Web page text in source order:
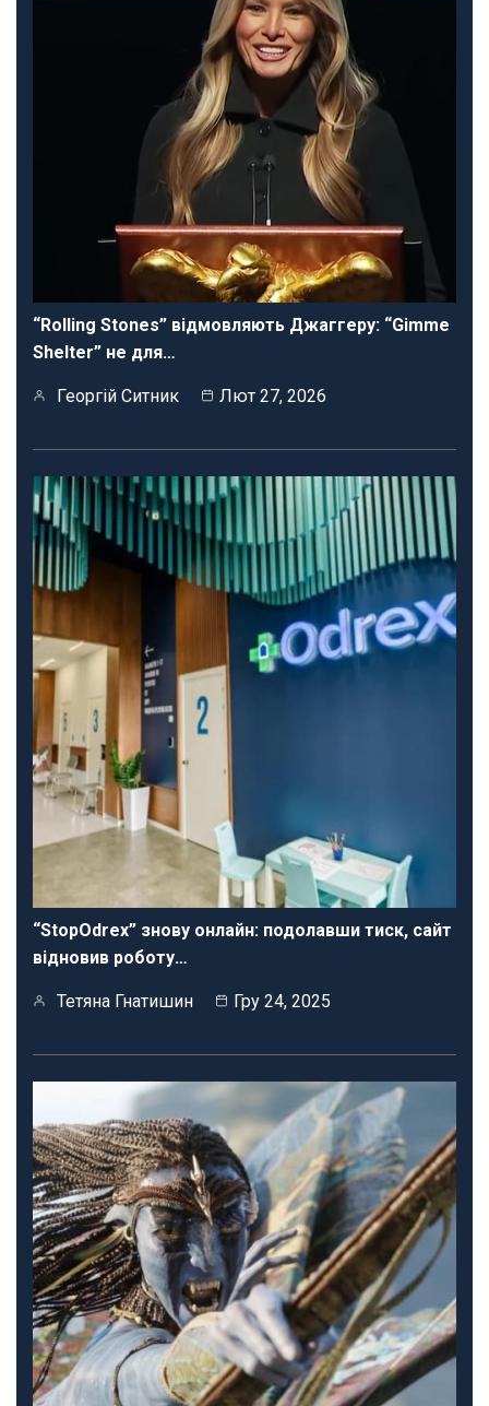
“Rolling Stones” відмовляють Джаггеру: “Gimme
Shelter” не для…
Георгій Ситник Лют 27, 2026
“StopOdrex” знову онлайн: подолавши тиск, сайт
відновив роботу…
Тетяна Гнатишин Гру 24, 2025